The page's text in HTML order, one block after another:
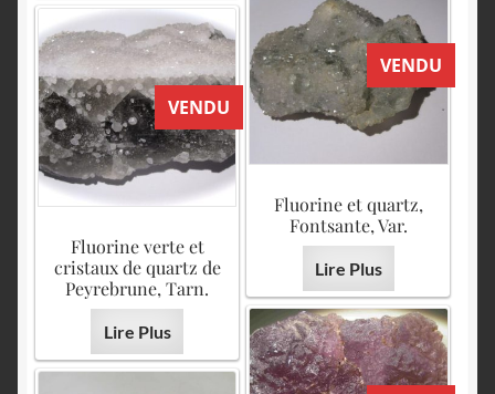
VENDU
Fluorine et quartz,
Fontsante, Var.
Lire Plus
VENDU
Fluorine verte et
cristaux de quartz de
Peyrebrune, Tarn.
Lire Plus